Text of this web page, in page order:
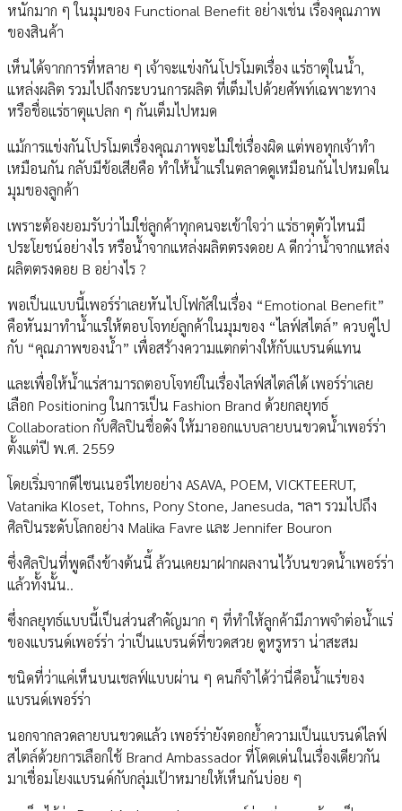
หนักมาก ๆ ในมุมของ Functional Benefit อย่างเช่น เรื่องคุณภาพ
ของสินค้า
เห็นได้จากการที่หลาย ๆ เจ้าจะแข่งกันโปรโมตเรื่อง แร่ธาตุในน้ำ,
แหล่งผลิต รวมไปถึงกระบวนการผลิต ที่เต็มไปด้วยศัพท์เฉพาะทาง
หรือชื่อแร่ธาตุแปลก ๆ กันเต็มไปหมด
แม้การแข่งกันโปรโมตเรื่องคุณภาพจะไม่ใช่เรื่องผิด แต่พอทุกเจ้าทำ
เหมือนกัน กลับมีข้อเสียคือ ทำให้น้ำแร่ในตลาดดูเหมือนกันไปหมดใน
มุมของลูกค้า
เพราะต้องยอมรับว่าไม่ใช่ลูกค้าทุกคนจะเข้าใจว่า แร่ธาตุตัวไหนมี
ประโยชน์อย่างไร หรือน้ำจากแหล่งผลิตตรงดอย A ดีกว่าน้ำจากแหล่ง
ผลิตตรงดอย B อย่างไร ?
พอเป็นแบบนี้เพอร์ร่าเลยหันไปโฟกัสในเรื่อง “Emotional Benefit”
คือหันมาทำน้ำแร่ให้ตอบโจทย์ลูกค้าในมุมของ “ไลฟ์สไตล์” ควบคู่ไป
กับ “คุณภาพของน้ำ” เพื่อสร้างความแตกต่างให้กับแบรนด์แทน
และเพื่อให้น้ำแร่สามารถตอบโจทย์ในเรื่องไลฟ์สไตล์ได้ เพอร์ร่าเลย
เลือก Positioning ในการเป็น Fashion Brand ด้วยกลยุทธ์
Collaboration กับศิลปินชื่อดัง ให้มาออกแบบลายบนขวดน้ำเพอร์ร่า
ตั้งแต่ปี พ.ศ. 2559
โดยเริ่มจากดีไซนเนอร์ไทยอย่าง ASAVA, POEM, VICKTEERUT,
Vatanika Kloset, Tohns, Pony Stone, Janesuda, ฯลฯ รวมไปถึง
ศิลปินระดับโลกอย่าง Malika Favre และ Jennifer Bouron
ซึ่งศิลปินที่พูดถึงข้างต้นนี้ ล้วนเคยมาฝากผลงานไว้บนขวดน้ำเพอร์ร่า
แล้วทั้งนั้น..
ซึ่งกลยุทธ์แบบนี้เป็นส่วนสำคัญมาก ๆ ที่ทำให้ลูกค้ามีภาพจำต่อน้ำแร่
ของแบรนด์เพอร์ร่า ว่าเป็นแบรนด์ที่ขวดสวย ดูหรูหรา น่าสะสม
ชนิดที่ว่าแค่เห็นบนเชลฟ์แบบผ่าน ๆ คนก็จำได้ว่านี่คือน้ำแร่ของ
แบรนด์เพอร์ร่า
นอกจากลวดลายบนขวดแล้ว เพอร์ร่ายังตอกย้ำความเป็นแบรนด์ไลฟ์
สไตล์ด้วยการเลือกใช้ Brand Ambassador ที่โดดเด่นในเรื่องเดียวกัน
มาเชื่อมโยงแบรนด์กับกลุ่มเป้าหมายให้เห็นกันบ่อย ๆ